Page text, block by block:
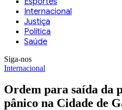
Internacional
Justiça
Política
Saúde
Siga-nos
Internacional
Ordem para saída da
pânico na Cidade de